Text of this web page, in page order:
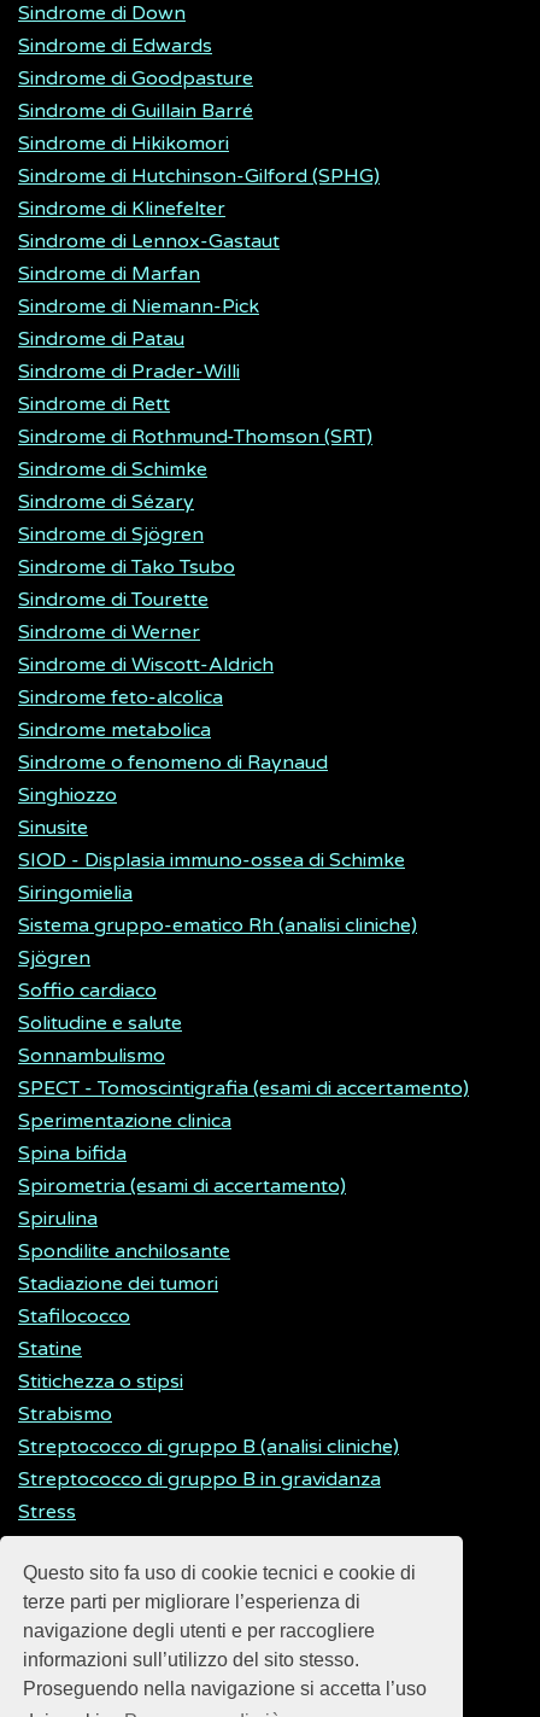
Questo sito fa uso di cookie tecnici e cookie di
terze parti per migliorare l’esperienza di
navigazione degli utenti e per raccogliere
informazioni sull’utilizzo del sito stesso.
Proseguendo nella navigazione si accetta l’uso
Sindrome di Down
Sindrome di Edwards
Sindrome di Goodpasture
Sindrome di Guillain Barré
Sindrome di Hikikomori
Sindrome di Hutchinson-Gilford (SPHG)
Sindrome di Klinefelter
Sindrome di Lennox-Gastaut
Sindrome di Marfan
Sindrome di Niemann-Pick
Sindrome di Patau
Sindrome di Prader-Willi
Sindrome di Rett
Sindrome di Rothmund-Thomson (SRT)
Sindrome di Schimke
Sindrome di Sézary
Sindrome di Sjögren
Sindrome di Tako Tsubo
Sindrome di Tourette
Sindrome di Werner
Sindrome di Wiscott-Aldrich
Sindrome feto-alcolica
Sindrome metabolica
Sindrome o fenomeno di Raynaud
Singhiozzo
Sinusite
SIOD - Displasia immuno-ossea di Schimke
Siringomielia
Sistema gruppo-ematico Rh (analisi cliniche)
Sjögren
Soffio cardiaco
Solitudine e salute
Sonnambulismo
SPECT - Tomoscintigrafia (esami di accertamento)
Sperimentazione clinica
Spina bifida
Spirometria (esami di accertamento)
Spirulina
Spondilite anchilosante
Stadiazione dei tumori
Stafilococco
Statine
Stitichezza o stipsi
Strabismo
Streptococco di gruppo B (analisi cliniche)
Streptococco di gruppo B in gravidanza
Stress
Superfood